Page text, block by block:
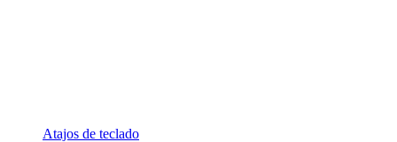
Atajos de teclado